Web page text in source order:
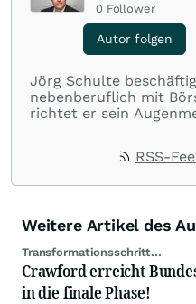
0 Follower
Autor folgen
Jörg Schulte
nebenberuflich mit
richtet er sein
Bergbauunternehmen
Community-Mitglied
RSS-
Weitere Artikel des
Transformationsschritt...
Crawford erreicht
in die finale Phase!